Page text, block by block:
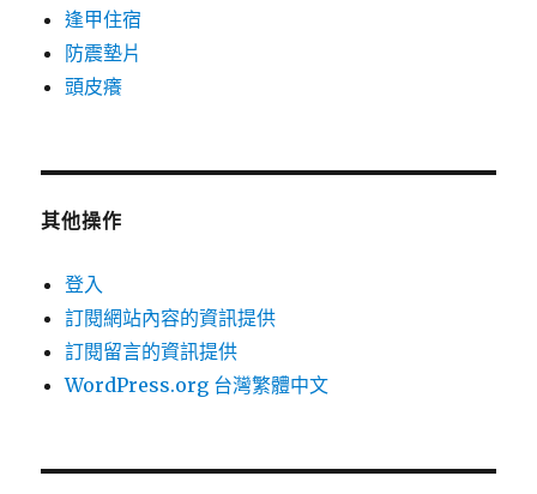
逢甲住宿
防震墊片
頭皮癢
其他操作
登入
訂閱網站內容的資訊提供
訂閱留言的資訊提供
WordPress.org 台灣繁體中文